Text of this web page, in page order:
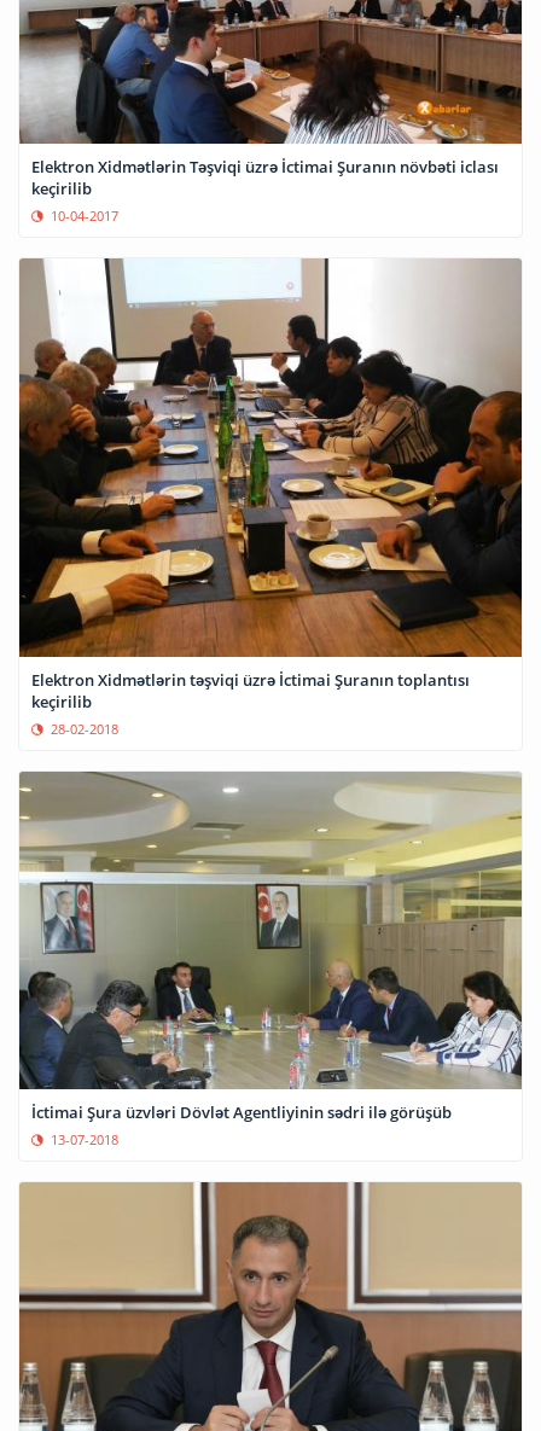
Elektron Xidmətlərin Təşviqi üzrə İctimai Şuranın növbəti iclası
keçirilib
10-04-2017
Elektron Xidmətlərin təşviqi üzrə İctimai Şuranın toplantısı
keçirilib
28-02-2018
İctimai Şura üzvləri Dövlət Agentliyinin sədri ilə görüşüb
13-07-2018